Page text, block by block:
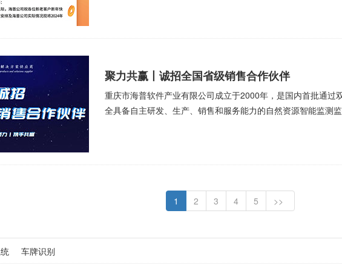
聚力共赢丨诚招全国省级销售合作伙伴
重庆市海普软件产业有限公司成立于2000年，是国内首批通
全具备自主研发、生产、销售和服务能力的自然资源智能监测
1 2 3 4 5 >>
车牌识别